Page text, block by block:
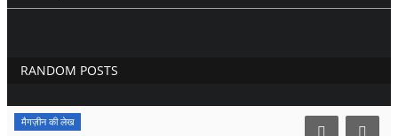
RANDOM POSTS
मैगज़ीन की लेख